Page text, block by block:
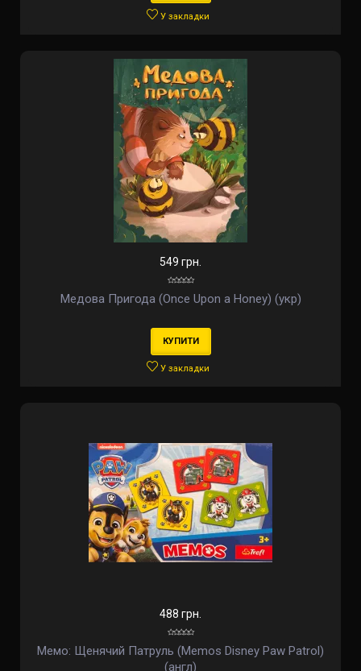
У закладки
549 грн.
Медова Пригода (Once Upon a Honey) (укр)
КУПИТИ
У закладки
488 грн.
Мемо: Щенячий Патруль (Memos Disney Paw Patrol)
(англ)